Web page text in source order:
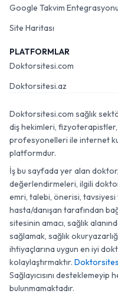
Google Takvim Entegrasyonu
Site Haritası
PLATFORMLAR
Doktorsitesi.com
Doktorsitesi.az
Doktorsitesi.com sağlık
diş hekimleri,
profesyonelleri ile internet
platformdur.
İş bu sayfada yer alan
değerlendirmeleri, ilgili
emri, talebi, önerisi, tavsiyesi
hasta/danışan tarafından
sitesinin amacı, sağlık
sağlamak, sağlık
ihtiyaçlarına uygun en iyi
kolaylaştırmaktır.
Sağlayıcısını
bulunmamaktadır.